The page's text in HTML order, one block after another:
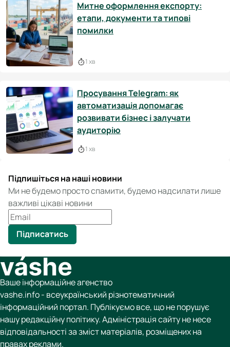
Митне оформлення експорту:
етапи, документи та типові
помилки
1 хв
Просування Telegram: як
автоматизація допомагає
розвивати бізнес і залучати
аудиторію
1 хв
Підпишіться на наші новини
Ми не будемо просто спамити, будемо надсилати лише
важливі цікаві новини
Підписатись
Ваше інформаційне агенство
vashe.info - всеукраїнський різнотематичний
інформаційний портал. Публікуємо все, що не порушує
нашу редакційну політику. Адміністрація сайту не несе
відповідальності за зміст матеріалів, розміщених на
правах реклами.